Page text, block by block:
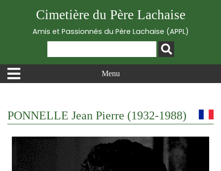
Cimetière du Père Lachaise
Amis et Passionnés du Père Lachaise (APPL)
Menu
PONNELLE Jean Pierre (1932-1988)